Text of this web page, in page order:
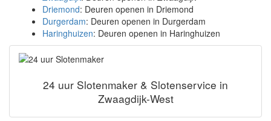
Driemond: Deuren openen in Driemond
Durgerdam: Deuren openen in Durgerdam
Haringhuizen: Deuren openen in Haringhuizen
24 uur Slotenmaker & Slotenservice in
Zwaagdijk-West